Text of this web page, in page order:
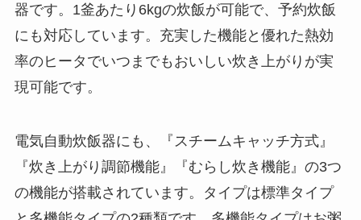
器です。1釜あたり6kgの炊飯が可能で、予約炊飯
にも対応しています。充実した機能と優れた熱効
率のヒータでいつまでもおいしい炊き上がりが実
現可能です。
電気自動炊飯器にも、『スチームキャッチ方式』
『炊き上がり調節機能』『むらし炊き機能』の3つ
の機能が搭載されています。タイプは標準タイプ